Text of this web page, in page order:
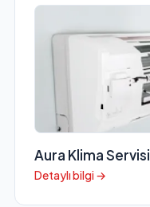
Aura Klima Servisi
Detaylı bilgi →